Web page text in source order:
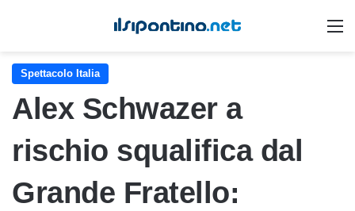
Spettacolo Italia
Alex Schwazer a
rischio squalifica dal
Grande Fratello: